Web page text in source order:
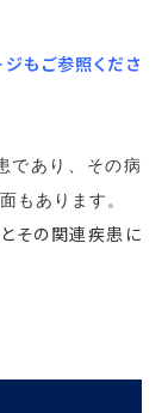
もご参照くださ
であり、その病
もあります。
その関連疾患に